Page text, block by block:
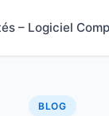
– Logiciel
BLOG